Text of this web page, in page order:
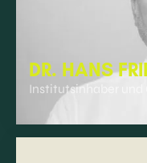
DR. HANS
Institutsinhaber